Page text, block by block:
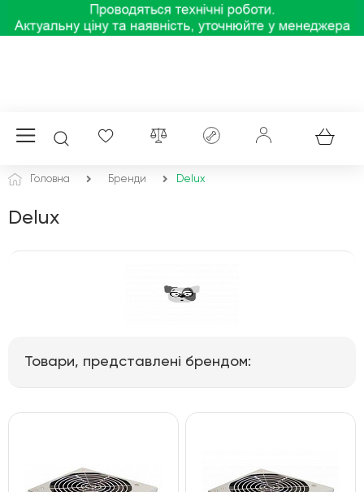
Головна Бренди Delux
Delux
Товари, представлені брендом: